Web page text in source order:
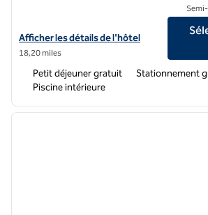
Afficher les détails de l'hôtel Home2 Suites
Afficher les détails de l'hôtel
18,20 miles
Petit déjeuner gratuit
Stationnement
Piscine intérieure
1 sur 8